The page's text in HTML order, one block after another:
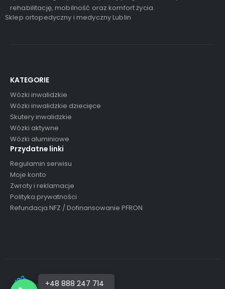
rehabilitację, mobilność oraz komfort życia.
Sklep ortopedyczny i medyczny Lublin
KATEGORIE
Wózki inwalidzkie
Wózki inwalidzkie dziecięce
Skutery inwalidzkie
Wózki aktywne
Wózki aluminiowe
Przydatne linki
Regulamin serwisu
Moje konto
Zwroty i reklamacje
Polityka prywatności
Refundacja NFZ / Dofinansowanie PFRON
+48 888 247 714